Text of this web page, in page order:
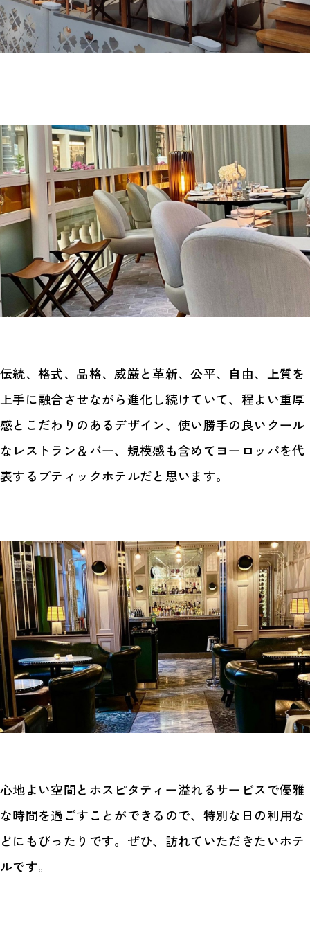
伝統、格式、品格、威厳と革新、公平、自由、上質を
上手に融合させながら進化し続けていて、程よい重厚
感とこだわりのあるデザイン、使い勝手の良いクール
なレストラン＆バー、規模感も含めてヨーロッパを代
表するブティックホテルだと思います。
心地よい空間とホスピタティー溢れるサービスで優雅
な時間を過ごすことができるので、特別な日の利用な
どにもぴったりです。ぜひ、訪れていただきたいホテ
ルです。